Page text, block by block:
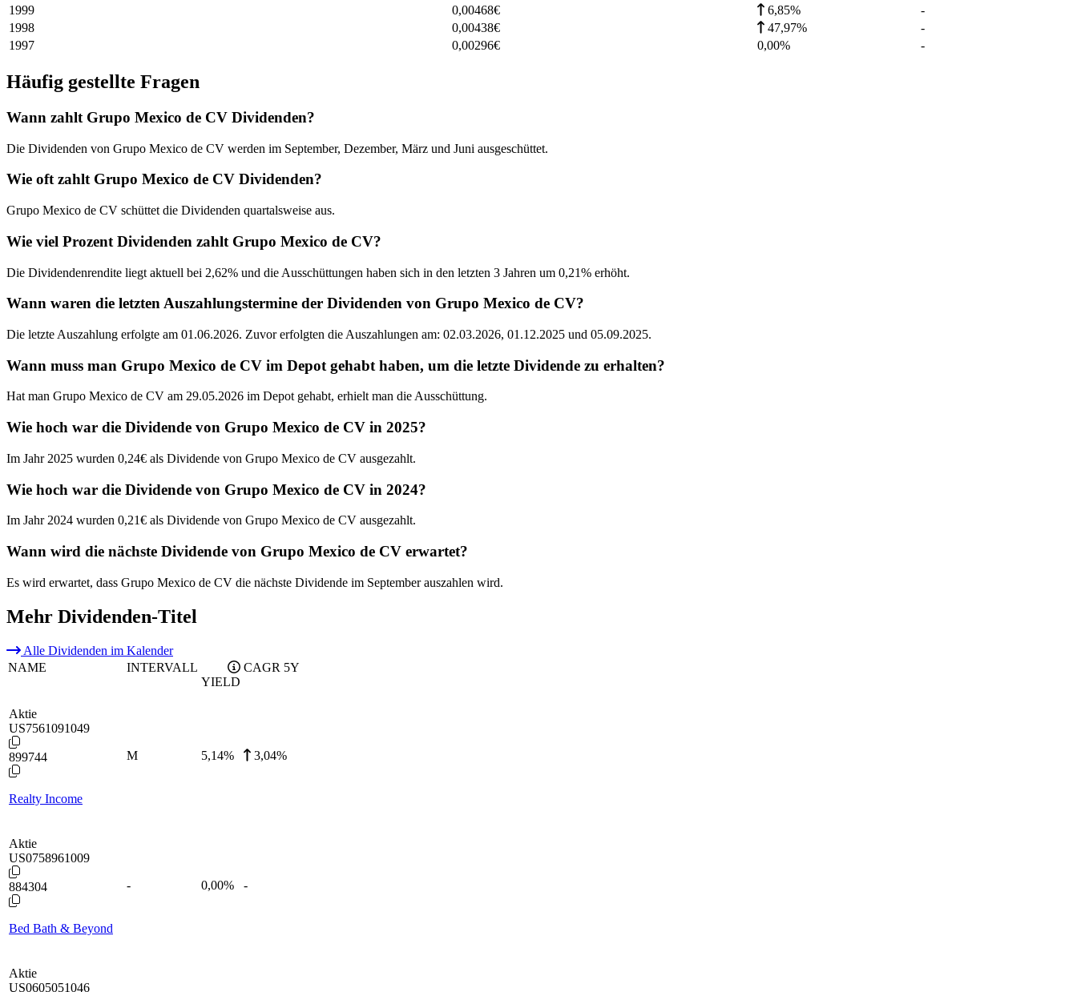
1999
0,00468€ 6,85%
-
1998
0,00438€ 47,97%
-
1997
0,00296€ 0,00% -
Häufig gestellte Fragen
Wann zahlt Grupo Mexico de CV Dividenden?
Die Dividenden von Grupo Mexico de CV werden im September, Dezember, März und Juni ausgeschüttet.
Wie oft zahlt Grupo Mexico de CV Dividenden?
Grupo Mexico de CV schüttet die Dividenden quartalsweise aus.
Wie viel Prozent Dividenden zahlt Grupo Mexico de CV?
Die Dividendenrendite liegt aktuell bei 2,62% und die Ausschüttungen haben sich in den letzten 3 Jahren um 0,21% erhöht.
Wann waren die letzten Auszahlungstermine der Dividenden von Grupo Mexico de CV?
Die letzte Auszahlung erfolgte am 01.06.2026. Zuvor erfolgten die Auszahlungen am: 02.03.2026, 01.12.2025 und 05.09.2025.
Wann muss man Grupo Mexico de CV im Depot gehabt haben, um die letzte Dividende zu erhalten?
Hat man Grupo Mexico de CV am 29.05.2026 im Depot gehabt, erhielt man die Ausschüttung.
Wie hoch war die Dividende von Grupo Mexico de CV in 2025?
Im Jahr 2025 wurden 0,24€ als Dividende von Grupo Mexico de CV ausgezahlt.
Wie hoch war die Dividende von Grupo Mexico de CV in 2024?
Im Jahr 2024 wurden 0,21€ als Dividende von Grupo Mexico de CV ausgezahlt.
Wann wird die nächste Dividende von Grupo Mexico de CV erwartet?
Es wird erwartet, dass Grupo Mexico de CV die nächste Dividende im September auszahlen wird.
Mehr Dividenden-Titel
Alle Dividenden im Kalender
NAME
INTERVALL
YIELD
CAGR 5Y
Aktie
US7561091049
899744
Realty Income
M 5,14% 3,04%
Aktie
US0758961009
884304
Bed Bath & Beyond
- 0,00% -
Aktie
US0605051046